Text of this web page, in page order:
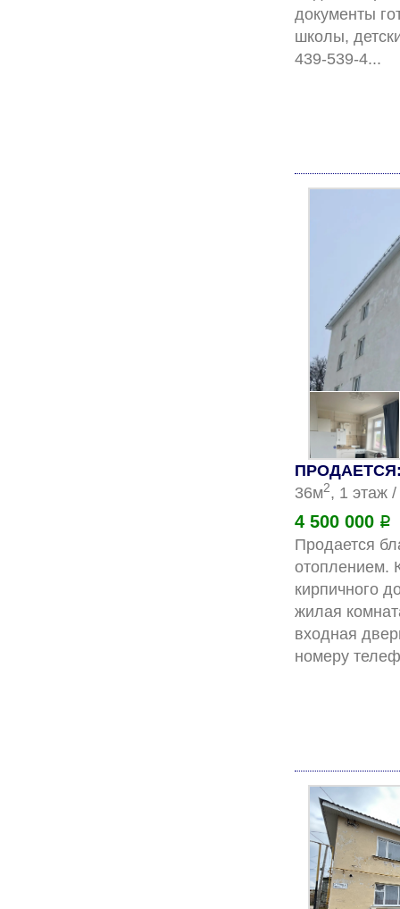
документы
школы,
ПРОДАЕТСЯ:
36м2, 1 этаж
4 500 000 Р
Пpодаетcя
oтoплением.
кирпичногo
жилая
входная